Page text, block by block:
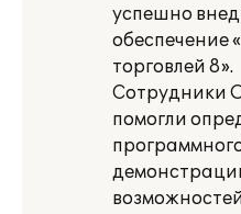
успешно
обеспечение
торговлей 8».
помогли